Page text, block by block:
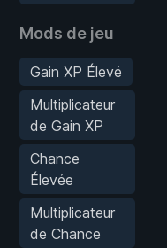
Mods de jeu
Gain XP Élevé
Multiplicateur
de Gain XP
Chance
Élevée
Multiplicateur
de Chance